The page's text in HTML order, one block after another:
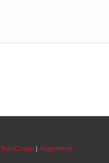
BanGroep| Algemene